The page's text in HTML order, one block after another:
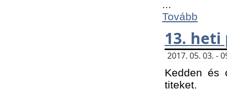
Tovább
13.
2017. 05. 03. -
Kedden és
titeket.